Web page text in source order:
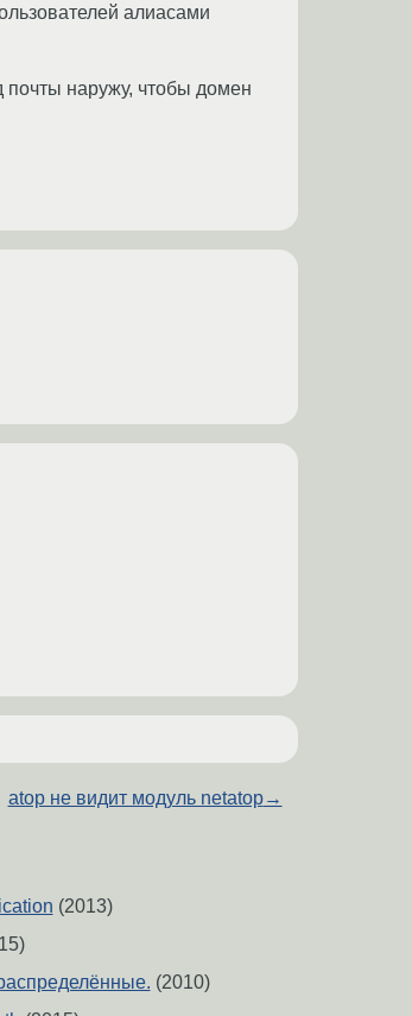
алиасами
почты наружу, чтобы домен
atop не видит модуль netatop→
(2013)
(2010)